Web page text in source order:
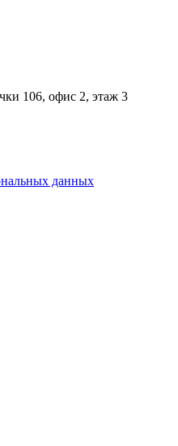
106, ​офис 2, этаж 3
данных